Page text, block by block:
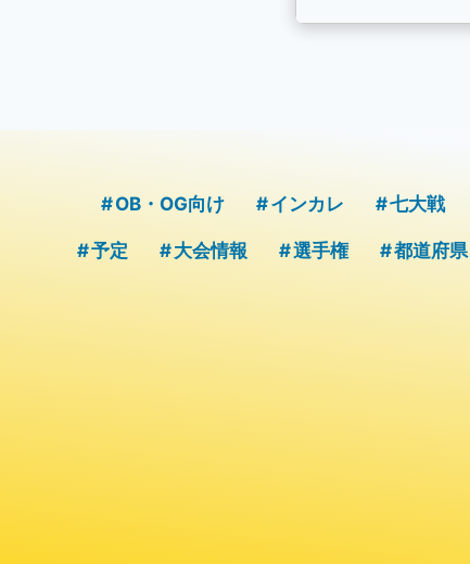
OB・OG向け インカレ 七大戦
予定 大会情報 選手権 都道府県